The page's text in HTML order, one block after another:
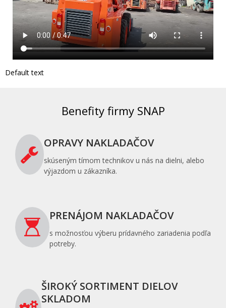
Default text
Benefity firmy SNAP
OPRAVY NAKLADAČOV
skúseným tímom technikov u nás na dielni, alebo
výjazdom u zákazníka.
PRENÁJOM NAKLADAČOV
s možnosťou výberu prídavného zariadenia podľa
potreby.
ŠIROKÝ SORTIMENT DIELOV
SKLADOM